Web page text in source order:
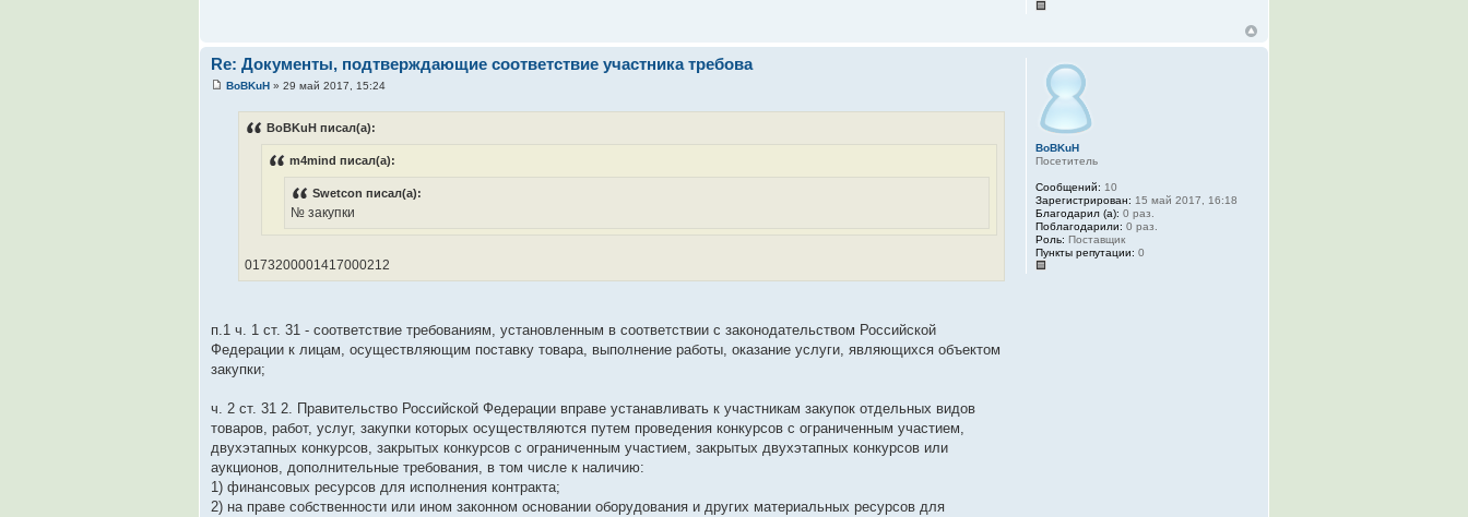
Re: Документы, подтверждающие соответствие участника требова
BoBKuH » 29 май 2017, 15:24
BoBKuH писал(а):
m4mind писал(а):
Swetcon писал(а):
№ закупки
0173200001417000212
п.1 ч. 1 ст. 31 - соответствие требованиям, установленным в соответствии с законодательством Российской
Федерации к лицам, осуществляющим поставку товара, выполнение работы, оказание услуги, являющихся объектом
закупки;
ч. 2 ст. 31 2. Правительство Российской Федерации вправе устанавливать к участникам закупок отдельных видов
товаров, работ, услуг, закупки которых осуществляются путем проведения конкурсов с ограниченным участием,
двухэтапных конкурсов, закрытых конкурсов с ограниченным участием, закрытых двухэтапных конкурсов или
аукционов, дополнительные требования, в том числе к наличию:
1) финансовых ресурсов для исполнения контракта;
2) на праве собственности или ином законном основании оборудования и других материальных ресурсов для
BoBKuH
Посетитель
Сообщений: 10
Зарегистрирован: 15 май 2017, 16:18
Благодарил (а): 0 раз.
Поблагодарили: 0 раз.
Роль: Поставщик
Пункты репутации: 0